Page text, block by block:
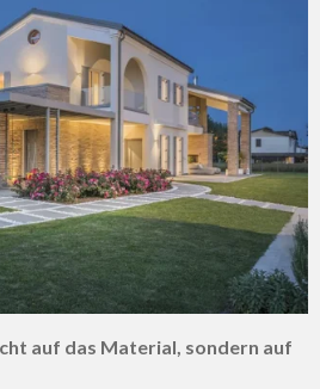
auf das Material, sondern auf